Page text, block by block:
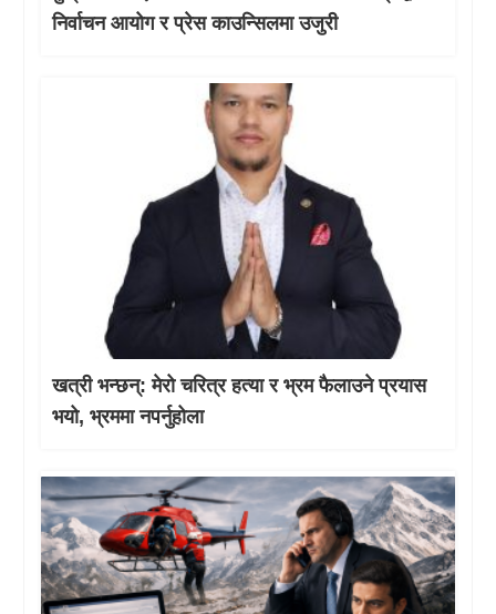
निर्वाचन आयोग र प्रेस काउन्सिलमा उजुरी
खत्री भन्छन्: मेरो चरित्र हत्या र भ्रम फैलाउने प्रयास
भयो, भ्रममा नपर्नुहोला